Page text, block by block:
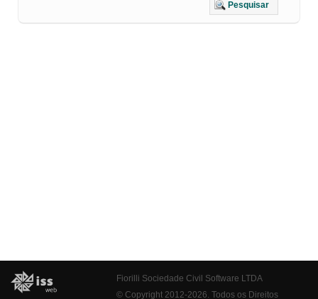
Pesquisar
Fiorilli Sociedade Civil Software LTDA
© Copyright 2012-2026. Todos os Direitos